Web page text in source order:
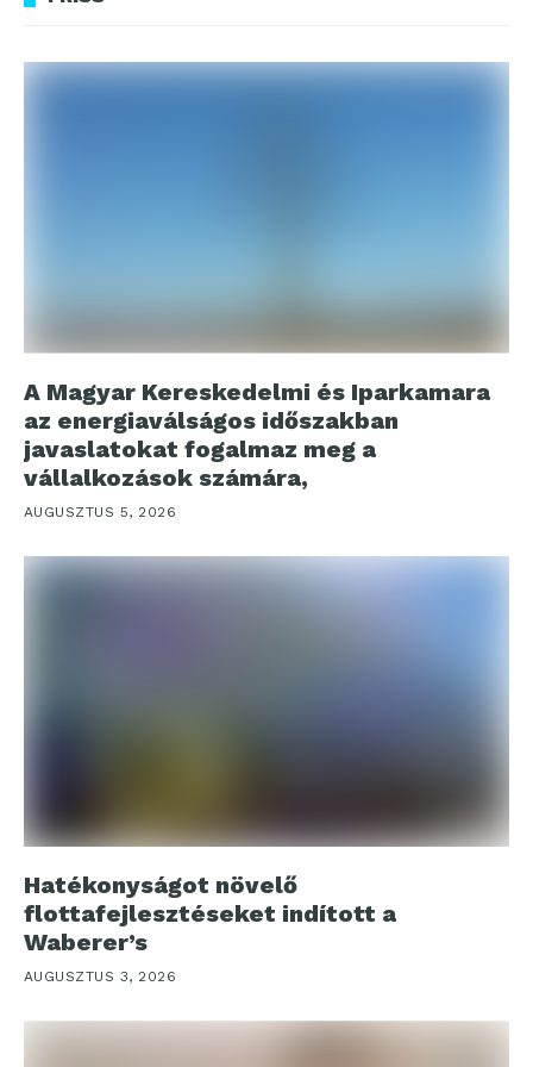
A Magyar Kereskedelmi és Iparkamara
az energiaválságos időszakban
javaslatokat fogalmaz meg a
vállalkozások számára,
AUGUSZTUS 5, 2026
Hatékonyságot növelő
flottafejlesztéseket indított a
Waberer’s
AUGUSZTUS 3, 2026